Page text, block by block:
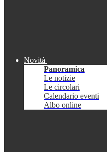
Novità
Panoramica
Le notizie
Le circolari
Calendario eventi
Albo online